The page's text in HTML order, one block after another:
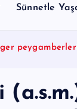
Sünnetle